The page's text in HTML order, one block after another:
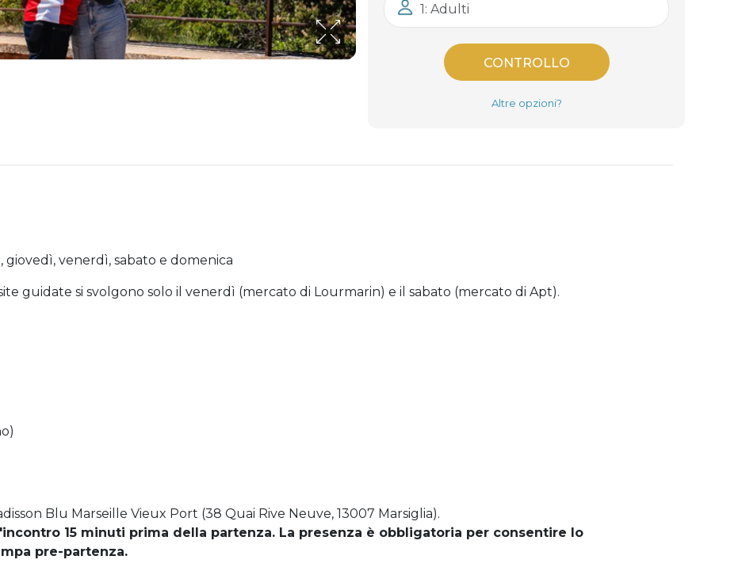
1: Adulti
CONTROLLO
Altre opzioni?
giovedì, venerdì, sabato e domenica
guidate si svolgono solo il venerdì (mercato di Lourmarin) e il sabato (mercato di Apt).
Blu Marseille Vieux Port (38 Quai Rive Neuve, 13007 Marsiglia).
15 minuti prima della partenza. La presenza è obbligatoria per consentire lo
pre-partenza.